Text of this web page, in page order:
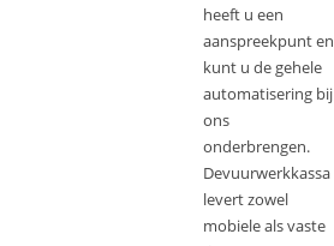
heeft u een
aanspreekpunt en
kunt u de gehele
automatisering bij
ons
onderbrengen.
Devuurwerkkassa
levert zowel
mobiele als vaste